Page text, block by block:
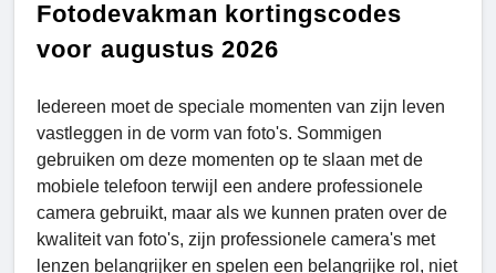
Fotodevakman kortingscodes
voor augustus 2026
Iedereen moet de speciale momenten van zijn leven
vastleggen in de vorm van foto's. Sommigen
gebruiken om deze momenten op te slaan met de
mobiele telefoon terwijl een andere professionele
camera gebruikt, maar als we kunnen praten over de
kwaliteit van foto's, zijn professionele camera's met
lenzen belangrijker en spelen een belangrijke rol, niet